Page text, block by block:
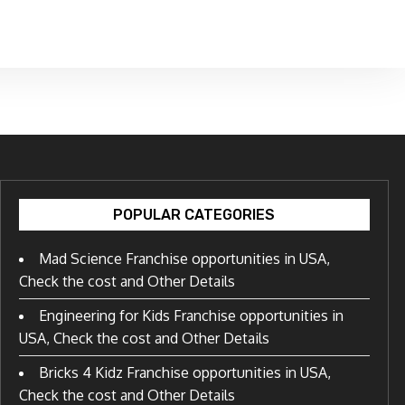
POPULAR CATEGORIES
Mad Science Franchise opportunities in USA,
Check the cost and Other Details
Engineering for Kids Franchise opportunities in
USA, Check the cost and Other Details
Bricks 4 Kidz Franchise opportunities in USA,
Check the cost and Other Details